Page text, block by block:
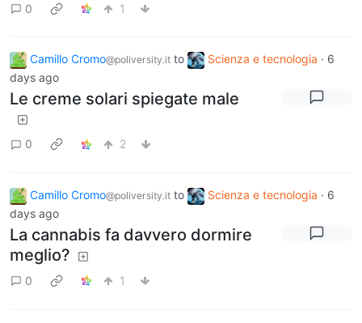
0 1
Camillo Cromo@poliversity.it to Scienza e tecnologia · 6
days ago
Le creme solari spiegate male
0 2
Camillo Cromo@poliversity.it to Scienza e tecnologia · 6
days ago
La cannabis fa davvero dormire
meglio?
0 1